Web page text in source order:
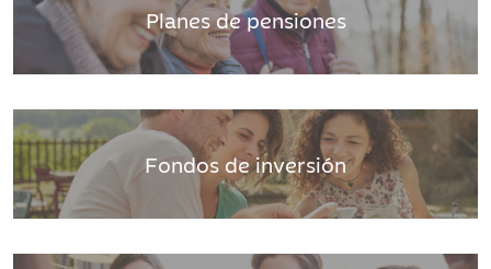
Planes de pensiones
Fondos de inversión